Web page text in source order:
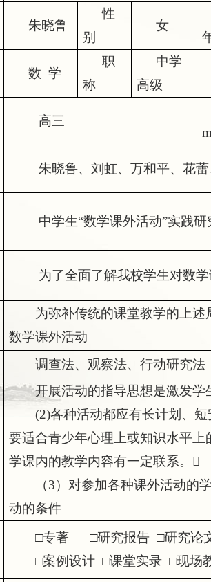
朱晓鲁
性
别
女
数 学
职
称
中学
高级
高三
朱晓鲁、刘虹、万和平、花
中学生“数学课外活动”实践研
为了全面了解我校学生对数
为弥补传统的课堂教学的上
数学课外活动
调查法、观察法、行动研究法
开展活动的指导思想是激发学
(2)各种活动都应有长计划、
要适合青少年心理上或知识水平
学课内的教学内容有一定联系。 
（3）对参加各种课外活动的
动的条件
□专著 □研究报告 □研究论
□案例设计 □课堂实录 □现场